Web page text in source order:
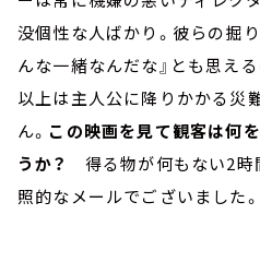
没個性な人ばかり。彼らの掘
んな一緒なんだな』とも思え
以上は主人公に降りかかる災
ん。 この映画を見て観客は何
うか？
得る物が何もない2時
照的なメールでございました。